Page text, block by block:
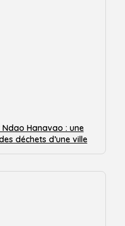
Hanavao : une
déchets d’une ville